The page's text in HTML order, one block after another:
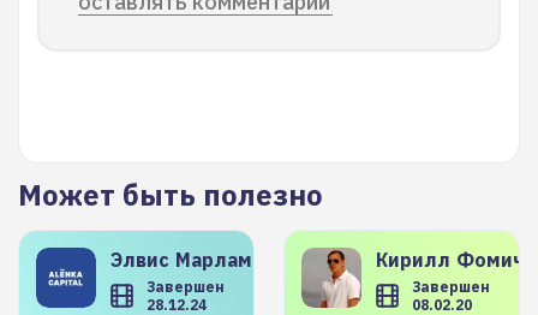
Может быть полезно
Элвис Марламов
Завершен
28.12.24
Кирилл
Завершен
08.02.20